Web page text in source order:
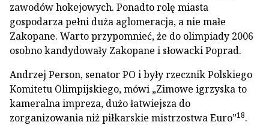
zawodów hokejowych. Ponadto rolę miasta
gospodarza pełni duża aglomeracja, a nie małe
Zakopane. Warto przypomnieć, że do olimpiady 2006
osobno kandydowały Zakopane i słowacki Poprad.
Andrzej Person, senator PO i były rzecznik Polskiego
Komitetu Olimpijskiego, mówi „Zimowe igrzyska to
kameralna impreza, dużo łatwiejsza do
zorganizowania niż piłkarskie mistrzostwa Euro”18.